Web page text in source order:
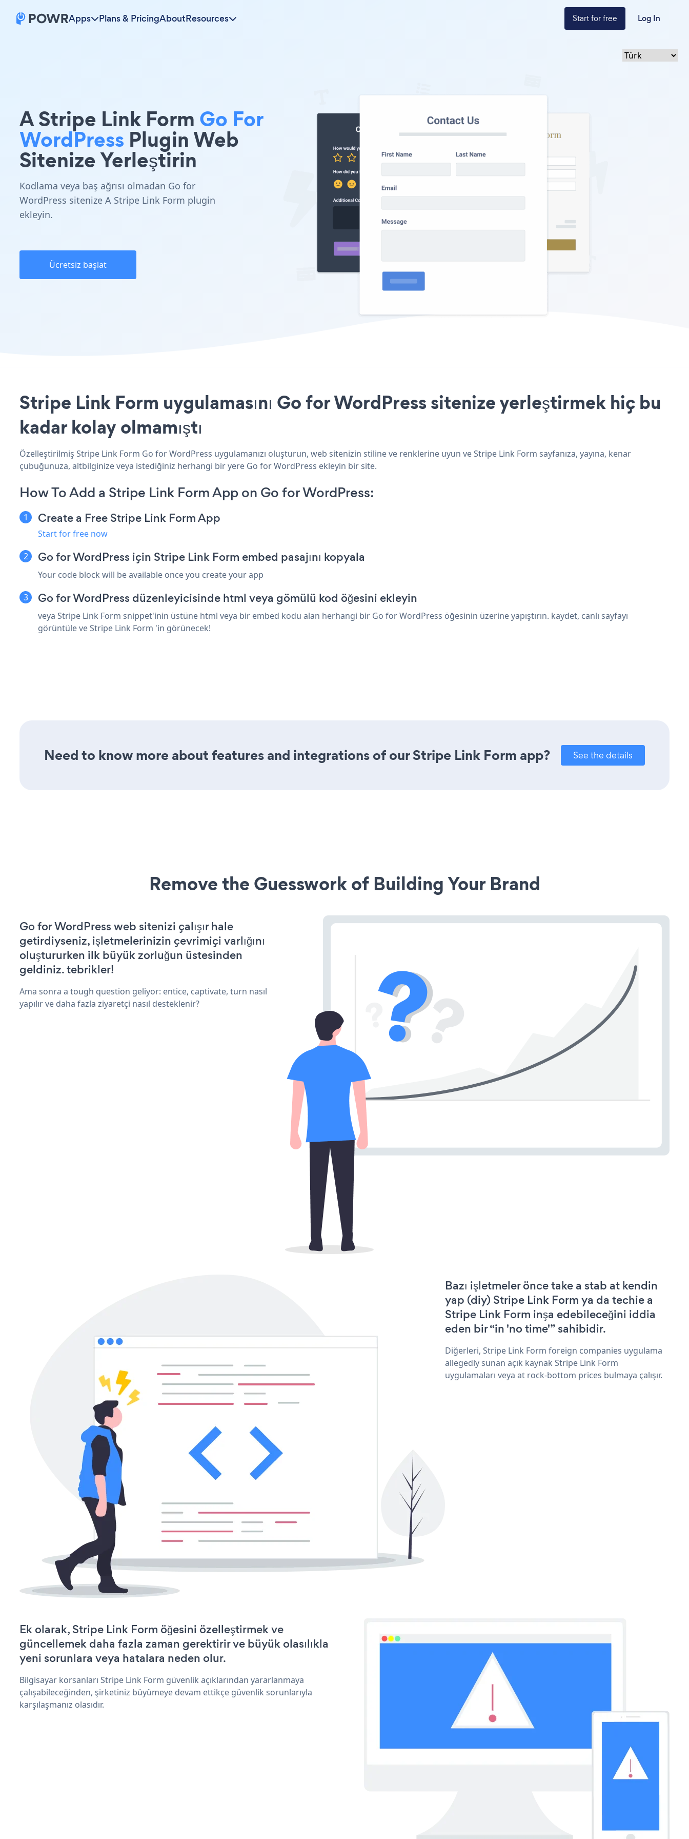
Apps Plans & PricingAboutResources Start for free Log In
A Stripe Link Form Go For
WordPress Plugin Web
Sitenize Yerleştirin
Kodlama veya baş ağrısı olmadan Go for
WordPress sitenize A Stripe Link Form plugin
ekleyin.
Ücretsiz başlat
Stripe Link Form uygulamasını Go for WordPress sitenize yerleştirmek hiç bu
kadar kolay olmamıştı
Özelleştirilmiş Stripe Link Form Go for WordPress uygulamanızı oluşturun, web sitenizin stiline ve renklerine uyun ve Stripe Link Form sayfanıza, yayına, kenar
çubuğunuza, altbilginize veya istediğiniz herhangi bir yere Go for WordPress ekleyin bir site.
How To Add a Stripe Link Form App on Go for WordPress:
Create a Free Stripe Link Form App
Start for free now
Go for WordPress için Stripe Link Form embed pasajını kopyala
Your code block will be available once you create your app
Go for WordPress düzenleyicisinde html veya gömülü kod öğesini ekleyin
veya Stripe Link Form snippet'inin üstüne html veya bir embed kodu alan herhangi bir Go for WordPress öğesinin üzerine yapıştırın. kaydet, canlı sayfayı
görüntüle ve Stripe Link Form 'in görünecek!
Need to know more about features and integrations of our Stripe Link Form app? See the details
Remove the Guesswork of Building Your Brand
Go for WordPress web sitenizi çalışır hale
getirdiyseniz, işletmelerinizin çevrimiçi varlığını
oluştururken ilk büyük zorluğun üstesinden
geldiniz. tebrikler!
Ama sonra a tough question geliyor: entice, captivate, turn nasıl
yapılır ve daha fazla ziyaretçi nasıl desteklenir?
Bazı işletmeler önce take a stab at kendin
yap (diy) Stripe Link Form ya da techie a
Stripe Link Form inşa edebileceğini iddia
eden bir “in 'no time'” sahibidir.
Diğerleri, Stripe Link Form foreign companies uygulama
allegedly sunan açık kaynak Stripe Link Form
uygulamaları veya at rock-bottom prices bulmaya çalışır.
Ek olarak, Stripe Link Form öğesini özelleştirmek ve
güncellemek daha fazla zaman gerektirir ve büyük olasılıkla
yeni sorunlara veya hatalara neden olur.
Bilgisayar korsanları Stripe Link Form güvenlik açıklarından yararlanmaya
çalışabileceğinden, şirketiniz büyümeye devam ettikçe güvenlik sorunlarıyla
karşılaşmanız olasıdır.